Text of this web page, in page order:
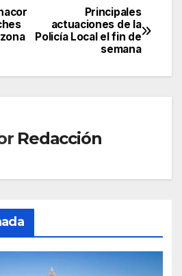
at
s
p
e
gr
m
m
p
tir
Principales
actuaciones de la
Policía Local el fin de
semana
Redacción